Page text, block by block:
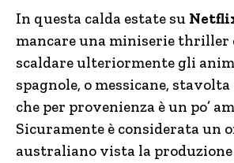
In questa calda estate su
mancare una miniserie thriller
scaldare ulteriormente gli
spagnole, o messicane, stavolta
che per provenienza è un po’
Sicuramente è considerata un
australiano vista la